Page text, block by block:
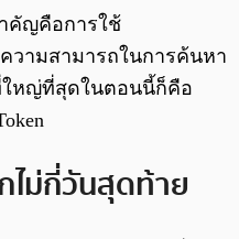
คัญคือการใช้
ความสามารถในการค้นหา
หญ่ที่สุดในตอนนี้ก็คือ
ไม่กี่วันสุดท้าย